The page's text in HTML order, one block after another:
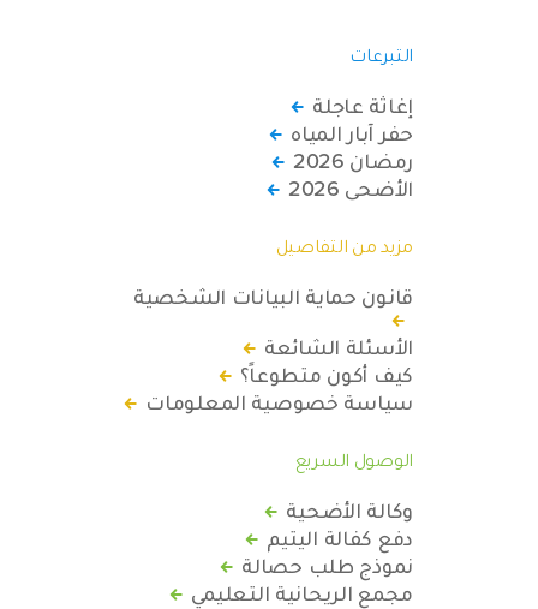
التبرعات
إغاثة عاجلة
حفر آبار المياه
رمضان 2026
الأضحى 2026
مزيد من التفاصيل
قانون حماية البيانات الشخصية
الأسئلة الشائعة
كيف أكون متطوعاً؟
سياسة خصوصية المعلومات
الوصول السريع
وكالة الأضحية
دفع كفالة اليتيم
نموذج طلب حصالة
مجمع الريحانية التعليمي